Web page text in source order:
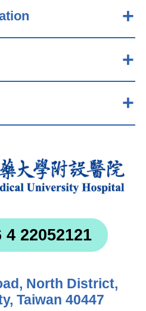
4 22052121
North District,
Taiwan 40447